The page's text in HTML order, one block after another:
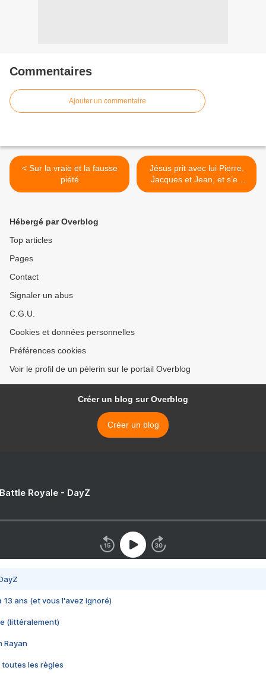
Commentaires
Ajouter un commentaire
< Sur la vraie et la fausse
piété
Jésus prit avec lui Pierre,
Jacques et Jean, et s’en
alla sur une montagne pour
Hébergé par Overblog
Top articles
Pages
Contact
Signaler un abus
C.G.U.
Cookies et données personnelles
Préférences cookies
Voir le profil de un pèlerin sur le portail Overblog
Créer un blog sur Overblog
Créer un blog
Royale - DayZ
13 ans (et vous l'avez ignoré)
(littéralement)
Rayan
toutes les règles